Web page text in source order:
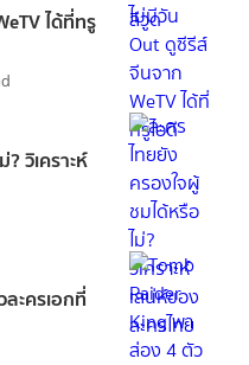
ได้ที่ทรู
วิเคราะห์
ะครเอกที่